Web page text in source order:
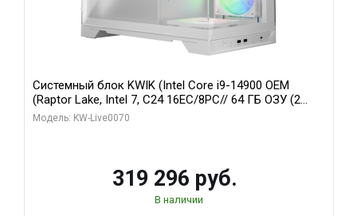
Системный блок KWIK (Intel Core i9-14900 OEM
(Raptor Lake, Intel 7, C24 16EC/8PC// 64 ГБ ОЗУ (2
модуля)/ Gigabyte RTX5080 XTREME WATERFORCE
Модель: KW-Live0070
319 296 руб.
В наличии